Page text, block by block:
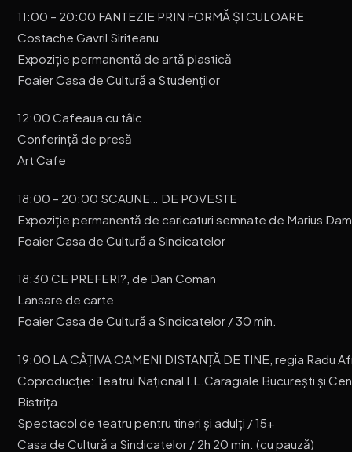
11:00 – 20:00 FANTEZIE PRIN FORMĂ ȘI CULOARE
Costache Gavril Siriteanu
Expoziție permanentă de artă plastică
Foaier Casa de Cultură a Studenților
12:00 Cafeaua cu tâlc
Conferință de presă
Art Cafe
18:00 – 20:00 SCAUNE… DE POVESTE
Expoziție permanentă de caricaturi semnate de Marius
Foaier Casa de Cultură a Sindicatelor
18:30 CE PREFERI?, de Dan Coman
Lansare de carte
Foaier Casa de Cultură a Sindicatelor / 30 min.
19:00 LA CÂȚIVA OAMENI DISTANȚĂ DE TINE, regia Radu
Coproducție: Teatrul Național I.L.Caragiale București și
Bistrița
Spectacol de teatru pentru tineri și adulți / 15+
Casa de Cultură a Sindicatelor / 2h 20 min. (cu pauză)